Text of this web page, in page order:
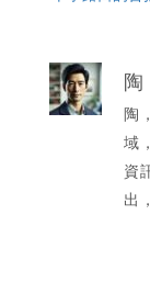
陶
陶
域
資
出